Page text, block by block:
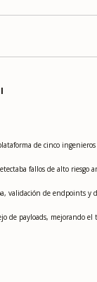
de cinco
fallos de alto riesgo
validación de endpoints y
de payloads, mejorando